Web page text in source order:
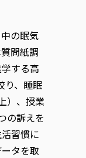
の眠気
問紙調
する高
り、睡眠
）、授業
の訴えを
習慣に
タを取